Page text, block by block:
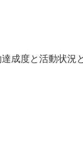
成度と活動状況